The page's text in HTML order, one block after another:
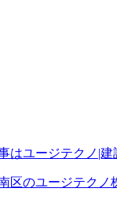
区のユージテクノ